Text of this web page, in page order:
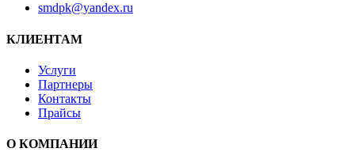
smdpk@yandex.ru
КЛИЕНТАМ
Услуги
Партнеры
Контакты
Прайсы
О КОМПАНИИ